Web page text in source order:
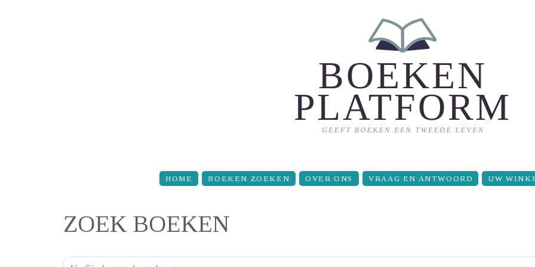
HOME BOEKEN ZOEKEN OVER ONS VRAAG EN ANTWOORD UW
ZOEK BOEKEN